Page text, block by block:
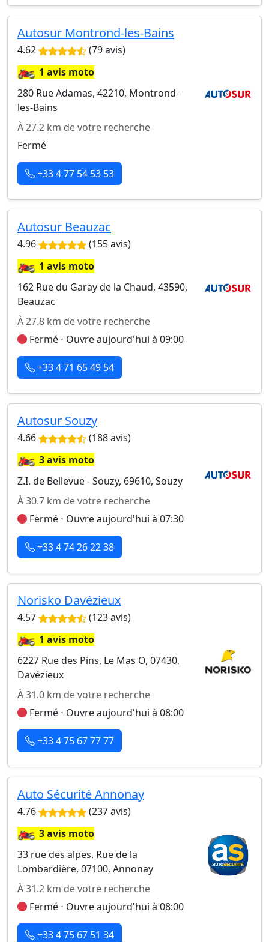
Autosur Montrond-les-Bains
4.62 (79 avis)
🏍️1 avis moto
280 Rue Adamas, 42210, Montrond-
les-Bains
À 27.2 km de votre recherche
Fermé
+33 4 77 54 53 53
Autosur Beauzac
4.96 (155 avis)
🏍️1 avis moto
162 Rue du Garay de la Chaud, 43590,
Beauzac
À 27.8 km de votre recherche
Fermé ⋅ Ouvre aujourd'hui à 09:00
+33 4 71 65 49 54
Autosur Souzy
4.66 (188 avis)
🏍️3 avis moto
Z.I. de Bellevue - Souzy, 69610, Souzy
À 30.7 km de votre recherche
Fermé ⋅ Ouvre aujourd'hui à 07:30
+33 4 74 26 22 38
Norisko Davézieux
4.57 (123 avis)
🏍️1 avis moto
6227 Rue des Pins, Le Mas O, 07430,
Davézieux
À 31.0 km de votre recherche
Fermé ⋅ Ouvre aujourd'hui à 08:00
+33 4 75 67 77 77
Auto Sécurité Annonay
4.76 (237 avis)
🏍️3 avis moto
33 rue des alpes, Rue de la
Lombardière, 07100, Annonay
À 31.2 km de votre recherche
Fermé ⋅ Ouvre aujourd'hui à 08:00
+33 4 75 67 51 34